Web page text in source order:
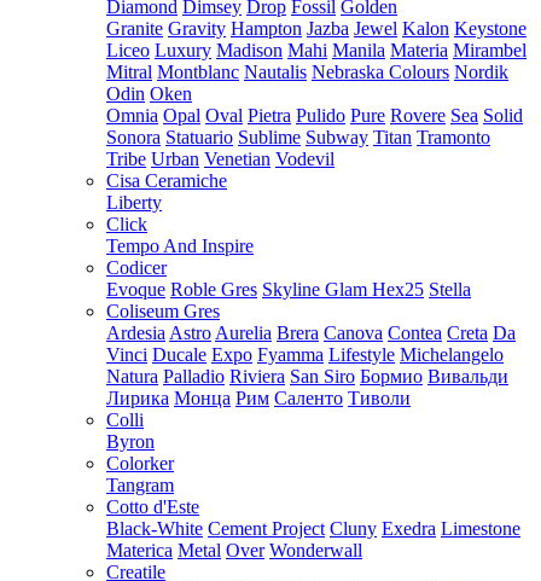
Diamond Dimsey Drop Fossil Golden
Granite Gravity Hampton Jazba Jewel Kalon Keystone
Liceo Luxury Madison Mahi Manila Materia Mirambel
Mitral Montblanc Nautalis Nebraska Colours Nordik
Odin Oken
Omnia Opal Oval Pietra Pulido Pure Rovere Sea Solid
Sonora Statuario Sublime Subway Titan Tramonto
Tribe Urban Venetian Vodevil
Cisa Ceramiche
Liberty
Click
Tempo And Inspire
Codicer
Evoque Roble Gres Skyline Glam Hex25 Stella
Coliseum Gres
Ardesia Astro Aurelia Brera Canova Contea Creta Da
Vinci Ducale Expo Fyamma Lifestyle Michelangelo
Natura Palladio Riviera San Siro Бормио Вивальди
Лирика Монца Рим Саленто Тиволи
Colli
Byron
Colorker
Tangram
Cotto d'Este
Black-White Cement Project Cluny Exedra Limestone
Materica Metal Over Wonderwall
Creatile